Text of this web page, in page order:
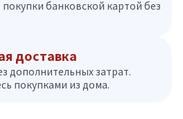
банковской картой без
доставка
дополнительных затрат.
покупками из дома.